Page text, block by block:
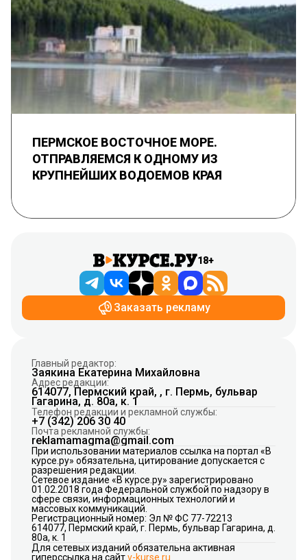
ПЕРМСКОЕ ВОСТОЧНОЕ МОРЕ.
ОТПРАВЛЯЕМСЯ К ОДНОМУ ИЗ
КРУПНЕЙШИХ ВОДОЕМОВ КРАЯ
18+
Заказать рекламу
Главный редактор:
Заякина Екатерина Михайловна
Адрес редакции:
614077, Пермский край, , г. Пермь, бульвар
Гагарина, д. 80а, к. 1
Телефон редакции и рекламной службы:
+7 (342) 206 30 40
Почта рекламной службы:
reklamamagma@gmail.com
При использовании материалов ссылка на портал «В
курсе.ру» обязательна, цитирование допускается с
разрешения редакции.
Сетевое издание «В курсе.ру» зарегистрировано
01.02.2018 года Федеральной службой по надзору в
сфере связи, информационных технологий и
массовых коммуникаций.
Регистрационный номер: Эл № ФС 77-72213
614077, Пермский край, г. Пермь, бульвар Гагарина, д.
80а, к. 1
Для сетевых изданий обязательна активная
гиперссылка на сайтv-kurse.ru